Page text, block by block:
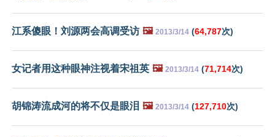
江系傻眼！刘源两会高调受访 🖼️ 2013/3/14 (64,787次)
女记者用这种眼神注视着宋祖英 🖼️ 2013/3/14 (71,714次)
胡锦涛流成河的将不仅是眼泪 🖼️ 2013/3/14 (127,710次)